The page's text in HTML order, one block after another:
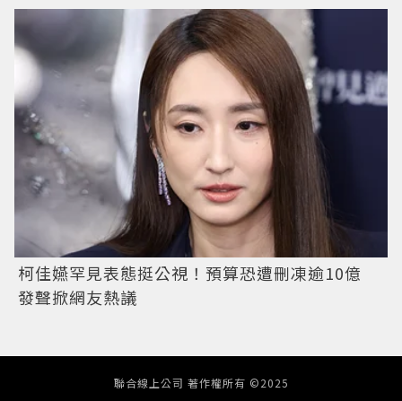
柯佳嬿罕見表態挺公視！預算恐遭刪凍逾10億
發聲掀網友熱議
聯合線上公司 著作權所有 ©2025